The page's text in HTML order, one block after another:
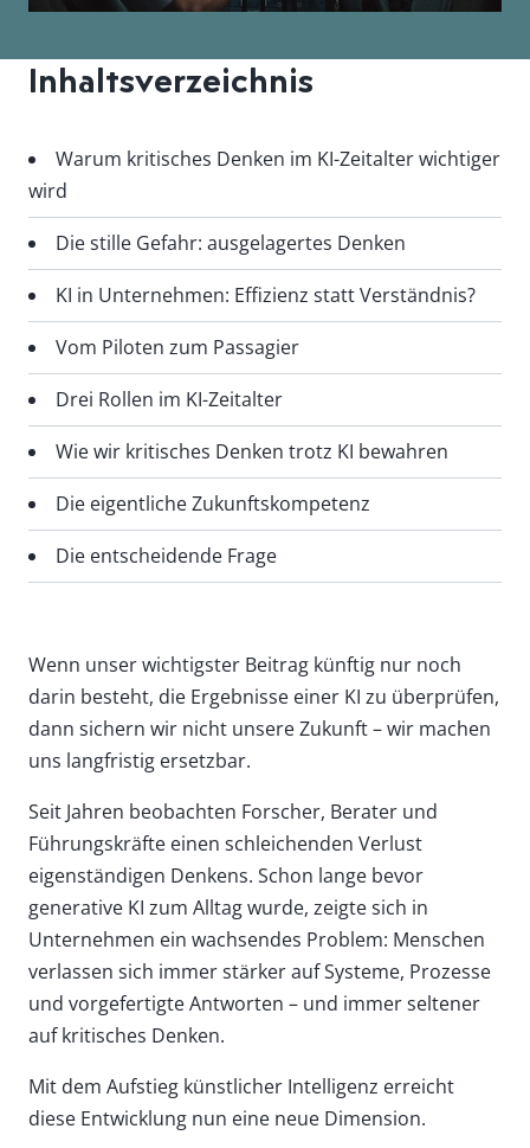
Inhaltsverzeichnis
Warum kritisches Denken im KI-Zeitalter wichtiger
wird
Die stille Gefahr: ausgelagertes Denken
KI in Unternehmen: Effizienz statt Verständnis?
Vom Piloten zum Passagier
Drei Rollen im KI-Zeitalter
Wie wir kritisches Denken trotz KI bewahren
Die eigentliche Zukunftskompetenz
Die entscheidende Frage
Wenn unser wichtigster Beitrag künftig nur noch
darin besteht, die Ergebnisse einer KI zu überprüfen,
dann sichern wir nicht unsere Zukunft – wir machen
uns langfristig ersetzbar.
Seit Jahren beobachten Forscher, Berater und
Führungskräfte einen schleichenden Verlust
eigenständigen Denkens. Schon lange bevor
generative KI zum Alltag wurde, zeigte sich in
Unternehmen ein wachsendes Problem: Menschen
verlassen sich immer stärker auf Systeme, Prozesse
und vorgefertigte Antworten – und immer seltener
auf kritisches Denken.
Mit dem Aufstieg künstlicher Intelligenz erreicht
diese Entwicklung nun eine neue Dimension.